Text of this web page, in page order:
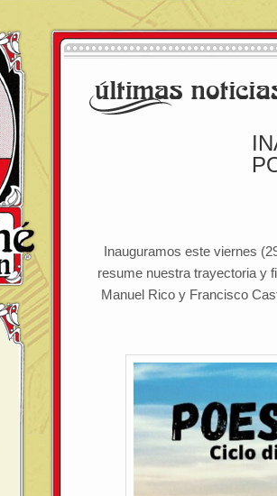
Inauguramos este viernes
resume nuestra trayectoria y
Manuel Rico y Francisco